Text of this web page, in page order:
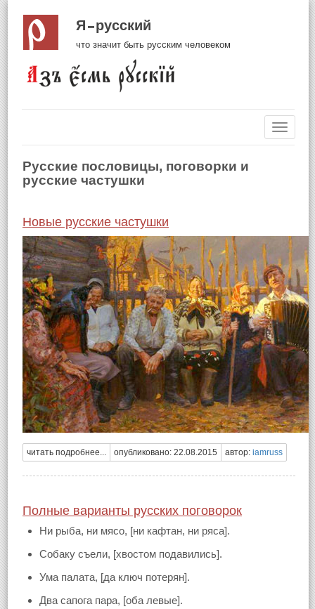
Я русский
что значит быть русским человеком
Русские пословицы, поговорки и
русские частушки
Новые русские частушки
читать подробнее... опубликовано: 22.08.2015 автор: iamruss
Полные варианты русских поговорок
Ни рыба, ни мясо, [ни кафтан, ни ряса].
Собаку съели, [хвостом подавились].
Ума палата, [да ключ потерян].
Два сапога пара, [оба левые].